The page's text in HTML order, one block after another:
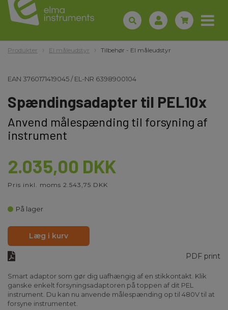
Produkter El måleudstyr Tilbehør - El måleudstyr
EAN 3760171419045/EL-NR 6398900104
Spændingsadapter til PEL10x
Anvend målespænding til forsyning af
instrument
2.035,00 DKK
Pris inkl. moms 2.543,75 DKK
På lager
Læg i kurv
PDF print
Smart adaptor som gør dig uafhængig af en stikkontakt. Klik
ganske enkelt forsyningsadaptoren på toppen af dit PEL
instrument. Du kan nu anvende målespænding op til 480V til at
forsyne instrumentet.